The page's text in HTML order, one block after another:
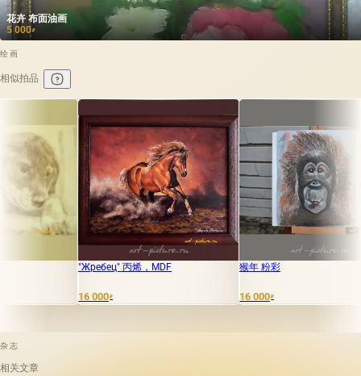
花卉 布面油画
5 000₽
绘画
相似拍品
"Жребец" 丙烯，MDF 猴年 粉彩
杂志
相关文章